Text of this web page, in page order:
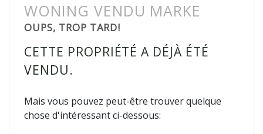
WONING VENDU MARKE
OUPS, TROP TARD!
CETTE PROPRIÉTÉ A DÉJÀ ÉTÉ
VENDU.
Mais vous pouvez peut-être trouver quelque
chose d'intéressant ci-dessous: